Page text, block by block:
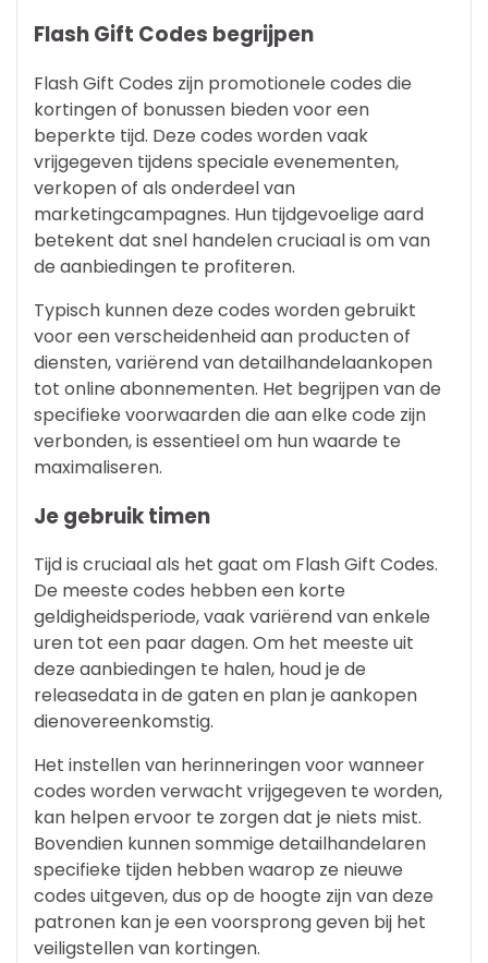
Flash Gift Codes begrijpen
Flash Gift Codes zijn promotionele codes die
kortingen of bonussen bieden voor een
beperkte tijd. Deze codes worden vaak
vrijgegeven tijdens speciale evenementen,
verkopen of als onderdeel van
marketingcampagnes. Hun tijdgevoelige aard
betekent dat snel handelen cruciaal is om van
de aanbiedingen te profiteren.
Typisch kunnen deze codes worden gebruikt
voor een verscheidenheid aan producten of
diensten, variërend van detailhandelaankopen
tot online abonnementen. Het begrijpen van de
specifieke voorwaarden die aan elke code zijn
verbonden, is essentieel om hun waarde te
maximaliseren.
Je gebruik timen
Tijd is cruciaal als het gaat om Flash Gift Codes.
De meeste codes hebben een korte
geldigheidsperiode, vaak variërend van enkele
uren tot een paar dagen. Om het meeste uit
deze aanbiedingen te halen, houd je de
releasedata in de gaten en plan je aankopen
dienovereenkomstig.
Het instellen van herinneringen voor wanneer
codes worden verwacht vrijgegeven te worden,
kan helpen ervoor te zorgen dat je niets mist.
Bovendien kunnen sommige detailhandelaren
specifieke tijden hebben waarop ze nieuwe
codes uitgeven, dus op de hoogte zijn van deze
patronen kan je een voorsprong geven bij het
veiligstellen van kortingen.